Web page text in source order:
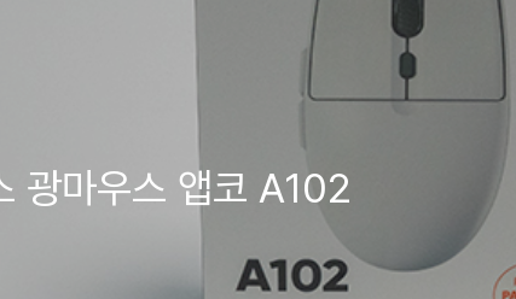
광마우스 앱코 A102